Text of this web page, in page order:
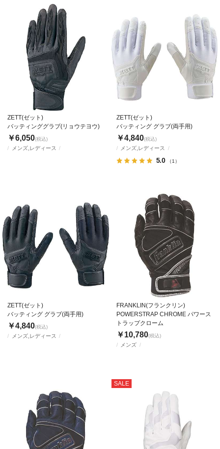
メンズ,レディース
ZETT(ゼット)
バッティンググラブ(リョウテヨウ)
￥6,050(税込)
メンズ,レディース
5.0 （1）
ZETT(ゼット)
バッティング グラブ(両手用)
￥4,840(税込)
メンズ,レディース
ZETT(ゼット)
バッティング グラブ(両手用)
￥4,840(税込)
メンズ
FRANKLIN(フランクリン)
POWERSTRAP CHROME パワース
トラップクローム
￥10,780(税込)
SALE